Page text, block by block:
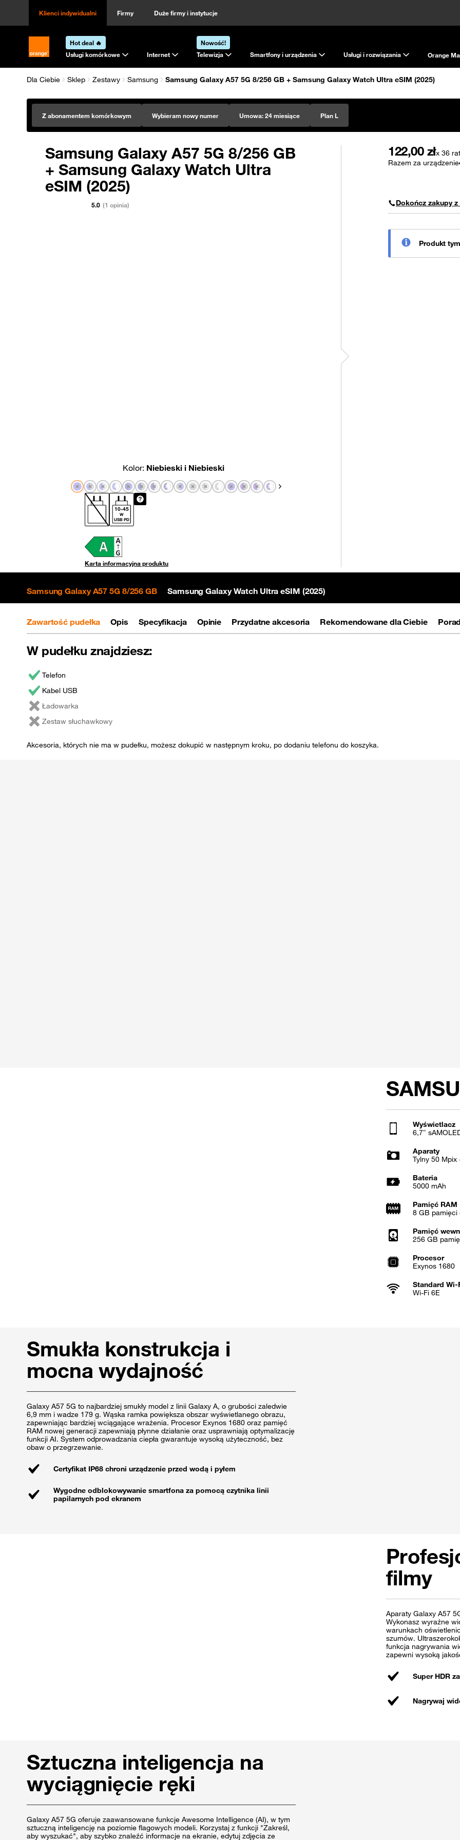
Klienci indywidualni Firmy Duże firmy i instytucje
Strona główna Orange.pl
Hot deal 🔥
Usługi komórkowe
Internet
Nowość!
Telewizja
Smartfony i urządzenia Usługi i rozwiązania Orange
Dla Ciebie Sklep Zestawy Samsung Samsung Galaxy A57 5G 8/256 GB + Samsung Galaxy Watch Ultra eSIM (2025)
Z abonamentem komórkowym Wybieram nowy numer Umowa:24 miesiące Plan L
Samsung Galaxy A57 5G 8/256 GB
+ Samsung Galaxy Watch Ultra
eSIM (2025)
5.0 (1 opinia)
Kolor: Niebieski i Niebieski
Pokaż następny
10-45
W
USB PD
Karta informacyjna produktu
122,00 złx 36
Razem za urządzenie
Dokończ zakupy
Produkt
Samsung Galaxy A57 5G 8/256 GB Samsung Galaxy Watch Ultra eSIM (2025)
Zawartość pudełka Opis Specyfikacja Opinie Przydatne akcesoria Rekomendowane dla Ciebie
W pudełku znajdziesz:
Telefon
Kabel USB
Ładowarka
Zestaw słuchawkowy
Akcesoria, których nie ma w pudełku, możesz dokupić w następnym kroku, po dodaniu telefonu do koszyka.
Wyświetlacz
6,7″
Aparaty
Tylny 50
Bateria
5000 mAh
Pamięć RAM
8 GB pamięci
Pamięć
256 GB
Procesor
Exynos 1680
Standard Wi-
Wi-Fi 6E
Smukła konstrukcja i
mocna wydajność
Galaxy A57 5G to najbardziej smukły model z linii Galaxy A, o grubości zaledwie
6,9 mm i wadze 179 g. Wąska ramka powiększa obszar wyświetlanego obrazu,
zapewniając bardziej wciągające wrażenia. Procesor Exynos 1680 oraz pamięć
RAM nowej generacji zapewniają płynne działanie oraz usprawniają optymalizację
funkcji AI. System odprowadzania ciepła gwarantuje wysoką użyteczność, bez
obaw o przegrzewanie.
Certyfikat IP68 chroni urządzenie przed wodą i pyłem
Wygodne odblokowywanie smartfona za pomocą czytnika linii
papilarnych pod ekranem
filmy
Aparaty Galaxy A57
Wykonasz wyraźne
warunkach
szumów.
funkcja nagrywania
zapewni wysoką
Super HDR
Nagrywaj
Sztuczna inteligencja na
wyciągnięcie ręki
Galaxy A57 5G oferuje zaawansowane funkcje Awesome Intelligence (AI), w tym
sztuczną inteligencję na poziomie flagowych modeli. Korzystaj z funkcji "Zakreśl,
aby wyszukać", aby szybko znaleźć informacje na ekranie, edytuj zdjęcia ze